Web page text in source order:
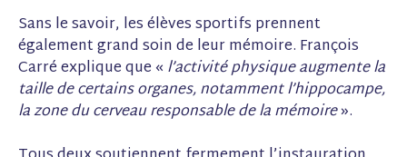
Sans le savoir, les élèves sportifs prennent
également grand soin de leur mémoire. François
Carré explique que « l’activité physique augmente la
taille de certains organes, notamment l’hippocampe,
la zone du cerveau responsable de la mémoire».